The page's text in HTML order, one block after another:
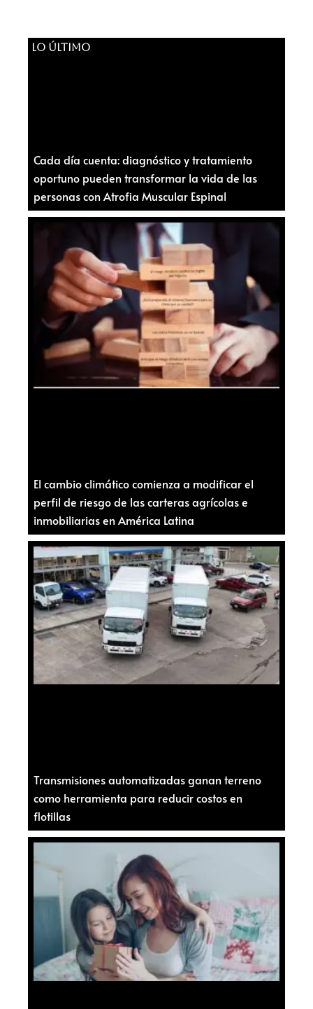
LO ÚLTIMO
Cada día cuenta: diagnóstico y tratamiento
oportuno pueden transformar la vida de las
personas con Atrofia Muscular Espinal
El cambio climático comienza a modificar el
perfil de riesgo de las carteras agrícolas e
inmobiliarias en América Latina
Transmisiones automatizadas ganan terreno
como herramienta para reducir costos en
flotillas